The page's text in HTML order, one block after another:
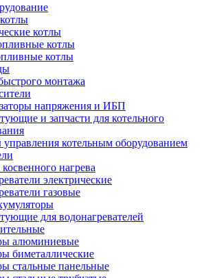
котлы
котлы
котлы
монтажа
напряжения и ИБП
и запчасти для котельного
котельным оборудованием
нагрева
электрические
газовые
для водонагревателей
алюминиевые
биметаллические
стальные панельные